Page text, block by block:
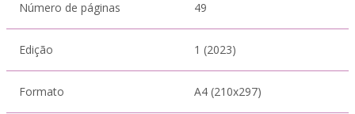
Número de páginas 49
Edição 1 (2023)
Formato A4 (210x297)